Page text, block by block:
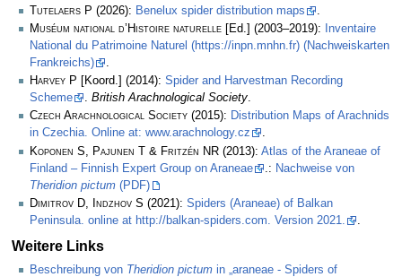
Tutelaers P (2026): Benelux spider distribution maps
Muséum national d’Histoire naturelle [Ed.] (2003–2019):
Inventaire
National du Patrimoine Naturel (https://inpn.mnhn.fr) (Nachweiskarten
Frankreichs)
Harvey P [Koord.] (2014): Spider and Harvestman Recording
Scheme
. British Arachnological Society.
Czech Arachnological Society (2015): Distribution Maps of Arachnids
in Czechia. Online at: www.arachnology.cz
.
Koponen S, Pajunen T & Fritzén NR (2013): Atlas of the Araneae of
Finland – Finnish Expert Group on Araneae
.: Nachweise von
Theridion pictum (PDF)
Dimitrov D, Indzhov S (2021): Spiders (Araneae) of Balkan
Peninsula. online at http://balkan-spiders.com. Version 2021.
.
Weitere Links
Beschreibung von Theridion pictum in „araneae - Spiders of